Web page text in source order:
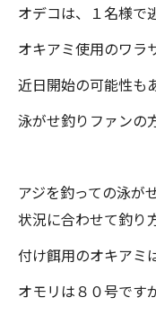
オデコは、１名様で
オキアミ使用のワラ
近日開始の可能性も
泳がせ釣りファンの
アジを釣っての泳が
状況に合わせて釣り
付け餌用のオキアミ
オモリは８０号です